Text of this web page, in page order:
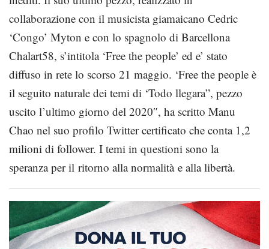
collaborazione con il musicista giamaicano Cedric
‘Congo’ Myton e con lo spagnolo di Barcellona
Chalart58, s’intitola ‘Free the people’ ed e’ stato
diffuso in rete lo scorso 21 maggio. ‘Free the people è
il seguito naturale dei temi di ‘Todo llegara”, pezzo
uscito l’ultimo giorno del 2020″, ha scritto Manu
Chao nel suo profilo Twitter certificato che conta 1,2
milioni di follower. I temi in questioni sono la
speranza per il ritorno alla normalità e alla libertà.